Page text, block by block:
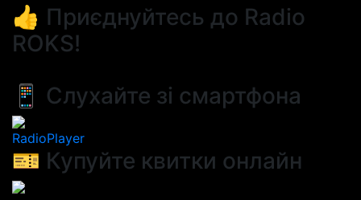
👍 Приєднуйтесь до Radio
ROKS!
📱 Слухайте зі смартфона
RadioPlayer
🎫 Купуйте квитки онлайн